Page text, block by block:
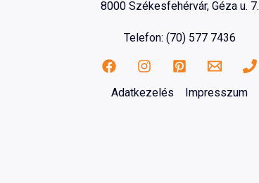
8000 Székesfehérvár, Géza u. 7.
Telefon: (70) 577 7436
Adatkezelés Impresszum